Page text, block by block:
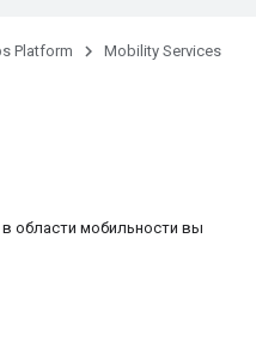
Platform
Mobility Services
области мобильности вы